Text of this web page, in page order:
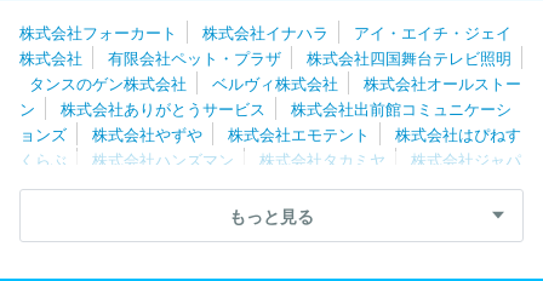
株式会社フォーカート 株式会社イナハラ
アイ・エイチ・ジェイ
株式会社
有限会社ペット・プラザ
株式会社四国舞台テレビ照明
タンスのゲン株式会社
ベルヴィ株式会社
株式会社オールストー
ン
株式会社ありがとうサービス
株式会社出前館コミュニケーシ
ョンズ
株式会社やずや 株式会社エモテント
株式会社はぴねす
くらぶ
株式会社ハンズマン 株式会社タカミヤ
株式会社ジャパ
ネットたかた
名央産業株式会社 株式会社千趣会
大日本印章株
株式会社タケベ無線 株式会社ジェイランド
テレニシ株
式会社
もっと見る